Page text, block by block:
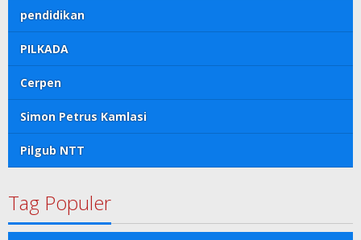
pendidikan
PILKADA
Cerpen
Simon Petrus Kamlasi
Pilgub NTT
Tag Populer